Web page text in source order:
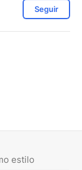
Seguir
estilo